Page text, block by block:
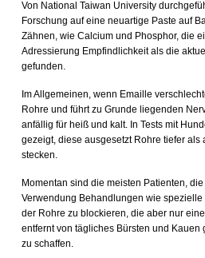
Von National Taiwan University
Forschung auf eine neuartige Paste auf
Zähnen, wie Calcium und Phosphor, die
Adressierung Empfindlichkeit als die
gefunden.
Im Allgemeinen, wenn Emaille
Rohre und führt zu Grunde liegenden
anfällig für heiß und kalt. In Tests mit
gezeigt, diese ausgesetzt Rohre tiefer als
stecken.
Momentan sind die meisten Patienten,
Verwendung Behandlungen wie
der Rohre zu blockieren, die aber nur
entfernt von tägliches Bürsten und Kauen
zu schaffen.